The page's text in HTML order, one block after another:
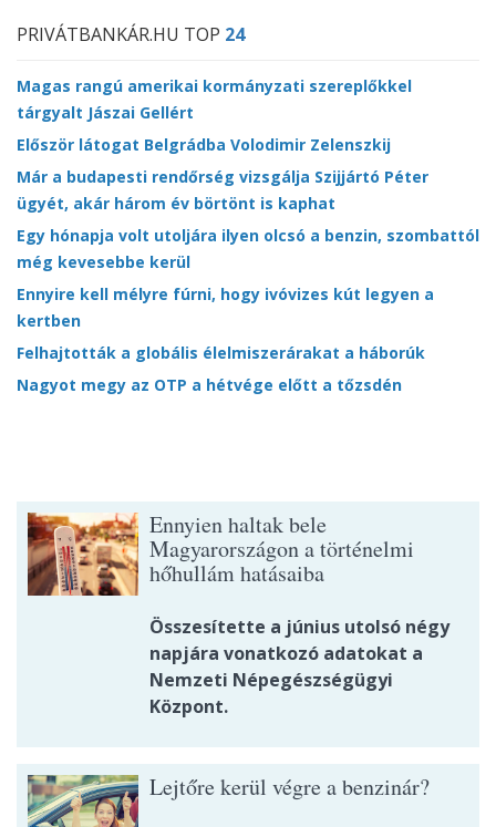
PRIVÁTBANKÁR.HU TOP 24
Magas rangú amerikai kormányzati szereplőkkel
tárgyalt Jászai Gellért
Először látogat Belgrádba Volodimir Zelenszkij
Már a budapesti rendőrség vizsgálja Szijjártó Péter
ügyét, akár három év börtönt is kaphat
Egy hónapja volt utoljára ilyen olcsó a benzin, szombattól
még kevesebbe kerül
Ennyire kell mélyre fúrni, hogy ivóvizes kút legyen a
kertben
Felhajtották a globális élelmiszerárakat a háborúk
Nagyot megy az OTP a hétvége előtt a tőzsdén
Ennyien haltak bele
Magyarországon a történelmi
hőhullám hatásaiba
Összesítette a június utolsó négy
napjára vonatkozó adatokat a
Nemzeti Népegészségügyi
Központ.
Lejtőre kerül végre a benzinár?